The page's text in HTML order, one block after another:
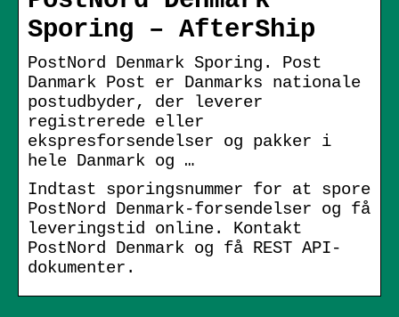
Sporing – AfterShip
PostNord Denmark Sporing. Post
Danmark Post er Danmarks nationale
postudbyder, der leverer
registrerede eller
ekspresforsendelser og pakker i
hele Danmark og …
Indtast sporingsnummer for at spore
PostNord Denmark-forsendelser og få
leveringstid online. Kontakt
PostNord Denmark og få REST API-
dokumenter.